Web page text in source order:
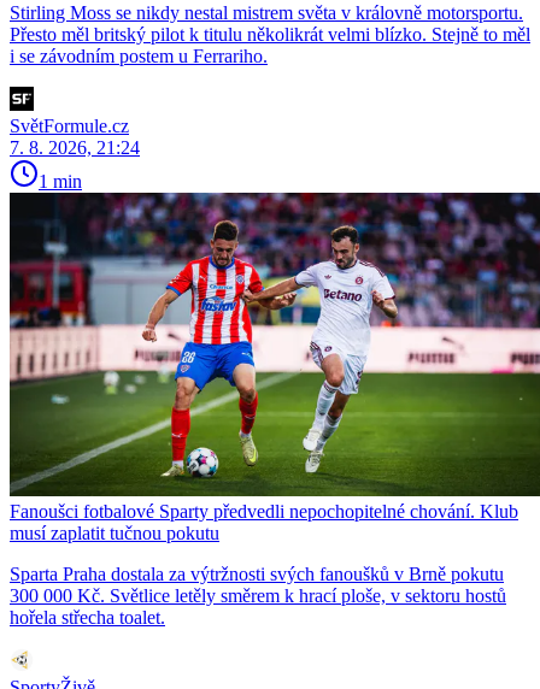
Stirling Moss se nikdy nestal mistrem světa v královně motorsportu.
Přesto měl britský pilot k titulu několikrát velmi blízko. Stejně to měl
i se závodním postem u Ferrariho.
SvětFormule.cz
7. 8. 2026, 21:24
1 min
Fanoušci fotbalové Sparty předvedli nepochopitelné chování. Klub
musí zaplatit tučnou pokutu
Sparta Praha dostala za výtržnosti svých fanoušků v Brně pokutu
300 000 Kč. Světlice letěly směrem k hrací ploše, v sektoru hostů
hořela střecha toalet.